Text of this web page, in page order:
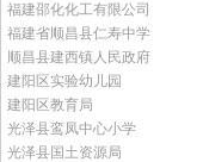
福建邵化化工有限公司
福建省顺昌县仁寿中学
顺昌县建西镇人民政府
建阳区实验幼儿园
建阳区教育局
光泽县鸾凤中心小学
光泽县国土资源局